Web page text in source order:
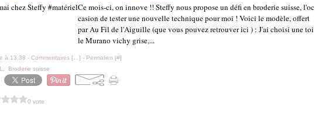
Ce mois-ci, on innove !! Steffy nous propose un défi en broderie suisse, l'oc
casion de tester une nouvelle technique pour moi ! Voici le modèle, offert
par Au Fil de l'Aiguille (que vous pouvez retrouver ici ) : J'ai choisi une toi
le Murano vichy grise,...
à 13:38 - Commentaires [ ] - Permalien [#]
Broderie suisse
0 vote